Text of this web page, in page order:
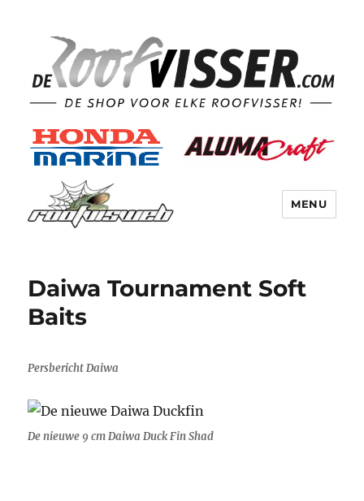
MENU
Daiwa Tournament Soft
Baits
Persbericht Daiwa
De nieuwe 9 cm Daiwa Duck Fin Shad